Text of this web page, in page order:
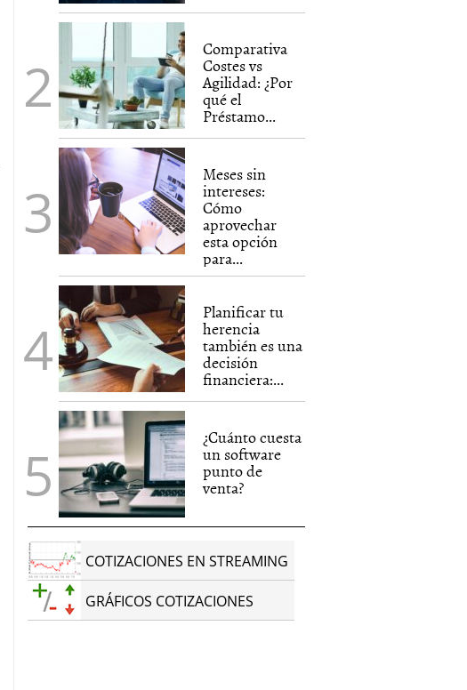
Comparativa
Costes vs
Agilidad: ¿Por
qué el
Préstamo...
Meses sin
intereses:
Cómo
aprovechar
esta opción
para...
Planificar tu
herencia
también es una
decisión
financiera:...
¿Cuánto cuesta
un software
punto de
venta?
COTIZACIONES EN STREAMING
GRÁFICOS COTIZACIONES